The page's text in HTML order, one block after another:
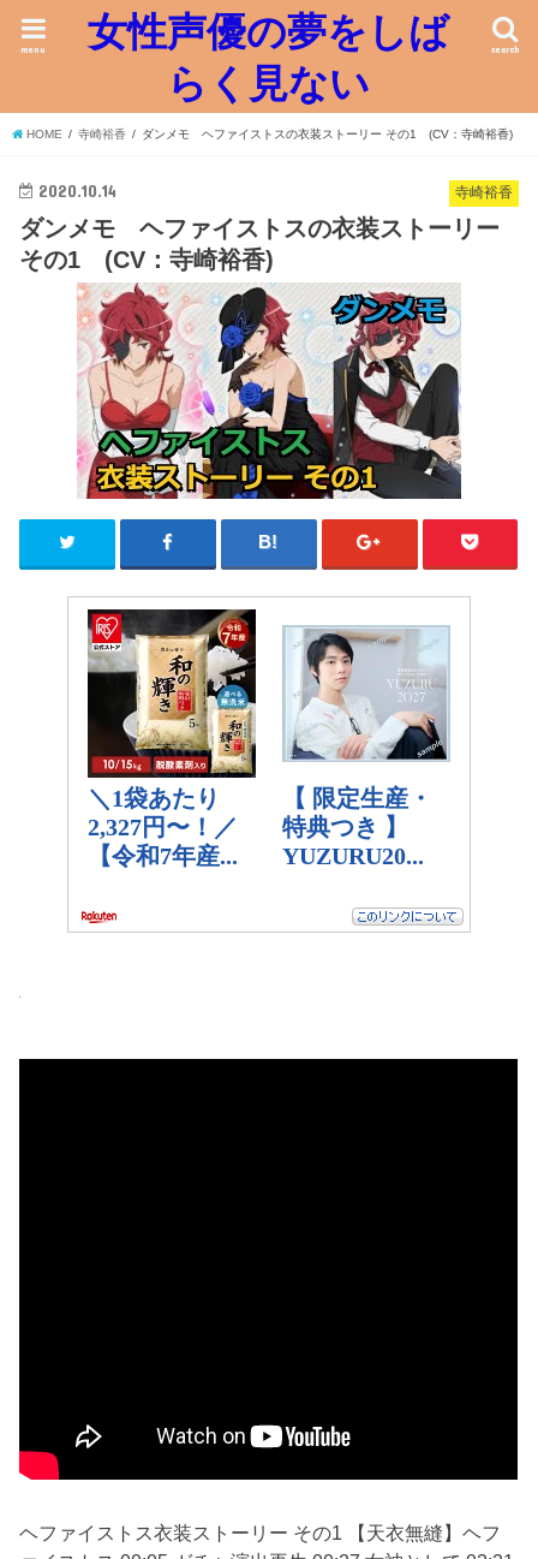
女性声優の夢をしば
らく見ない
search
menu
HOME 寺崎裕香 ダンメモ ヘファイストスの衣装ストーリー その1 (CV：寺崎裕香)
寺崎裕香
2020.10.14
ダンメモ ヘファイストスの衣装ストーリー
その1 (CV：寺崎裕香)
ヘファイストス衣装ストーリー その1 【天衣無縫】ヘフ